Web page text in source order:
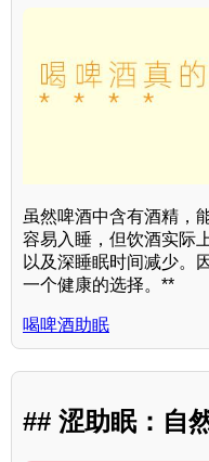
虽然啤酒中含有酒精，
容易入睡，但饮酒实际
以及深睡眠时间减少。
一个健康的选择。**
喝啤酒助眠
## 涩助眠：自